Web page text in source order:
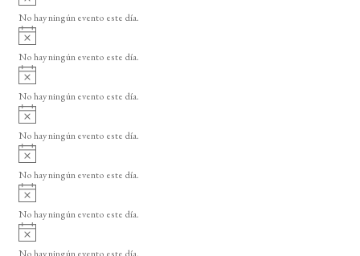
o
v
i
o
No hay ningún evento este día.
A
v
i
o
No hay ningún evento este día.
A
v
i
o
No hay ningún evento este día.
A
v
i
o
No hay ningún evento este día.
A
v
i
o
No hay ningún evento este día.
A
v
i
o
No hay ningún evento este día.
A
v